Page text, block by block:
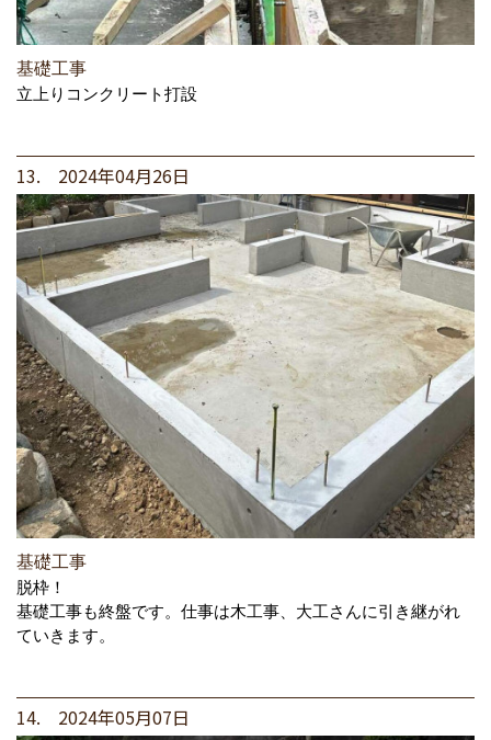
基礎工事
立上りコンクリート打設
13. 2024年04月26日
基礎工事
脱枠！
基礎工事も終盤です。仕事は木工事、大工さんに引き継がれ
ていきます。
14. 2024年05月07日